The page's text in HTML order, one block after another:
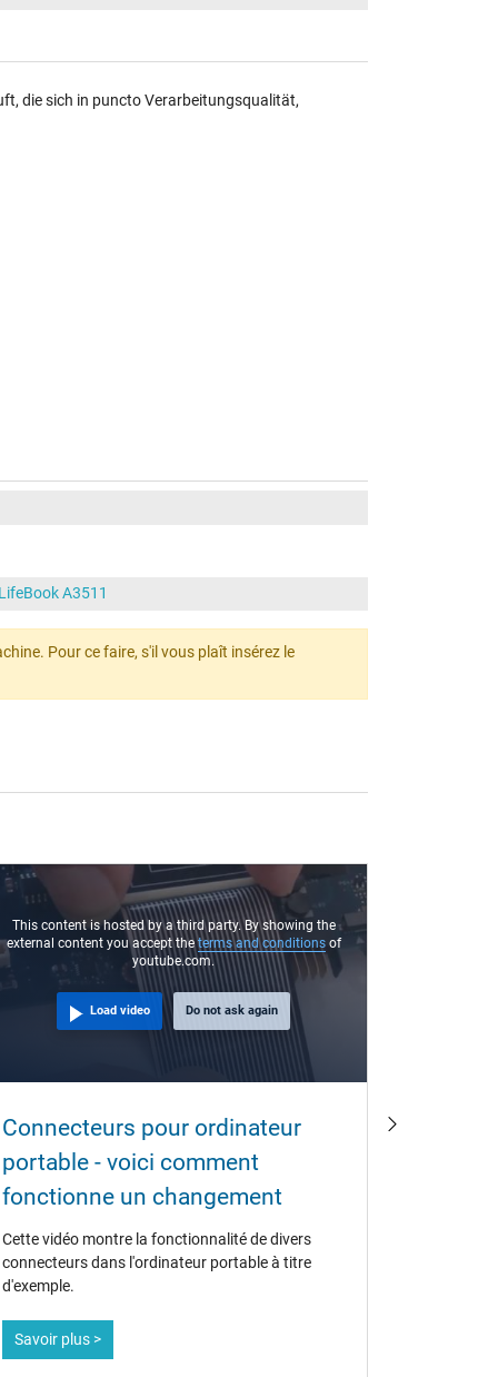
die sich in puncto Verarbeitungsqualität,
A3511
Pour ce faire, s'il vous plaît insérez le
This content is hosted by a third party. By showing the
external content you accept theterms and conditionsof
youtube.com.
Load video Do not ask again
Connecteurs pour ordinateur
portable - voici comment
fonctionne un changement
Cette vidéo montre la fonctionnalité de divers
connecteurs dans l'ordinateur portable à titre
d'exemple.
Savoir plus >